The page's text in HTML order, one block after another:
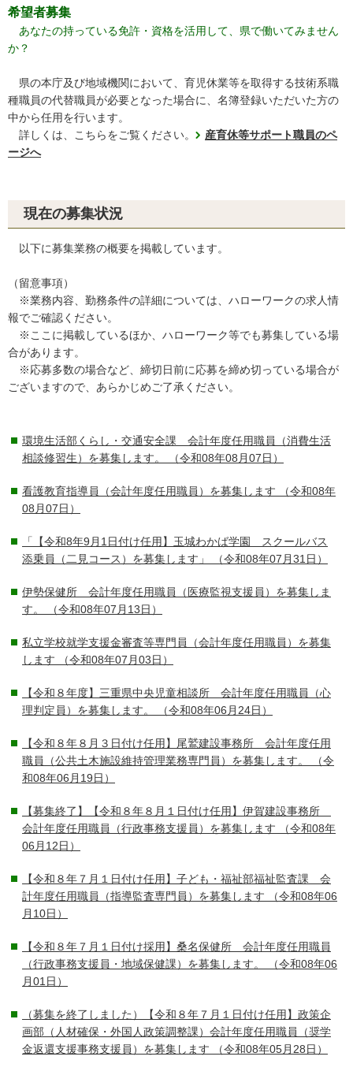
希望者募集
あなたの持っている免許・資格を活用して、県で働いてみません
か？
県の本庁及び地域機関において、育児休業等を取得する技術系職
種職員の代替職員が必要となった場合に、名簿登録いただいた方の
中から任用を行います。
詳しくは、こちらをご覧ください。
産育休等サポート職員のペ
ージへ
現在の募集状況
以下に募集業務の概要を掲載しています。
（留意事項）
※業務内容、勤務条件の詳細については、ハローワークの求人情
報でご確認ください。
※ここに掲載しているほか、ハローワーク等でも募集している場
合があります。
※応募多数の場合など、締切日前に応募を締め切っている場合が
ございますので、あらかじめご了承ください。
環境生活部くらし・交通安全課 会計年度任用職員（消費生活
相談修習生）を募集します。
（令和08年08月07日）
看護教育指導員（会計年度任用職員）を募集します （令和08年
08月07日）
「【令和8年9月1日付け任用】玉城わかば学園 スクールバス
添乗員（二見コース）を募集します」
（令和08年07月31日）
伊勢保健所 会計年度任用職員（医療監視支援員）を募集しま
す。
（令和08年07月13日）
私立学校就学支援金審査等専門員（会計年度任用職員）を募集
します （令和08年07月03日）
【令和８年度】三重県中央児童相談所 会計年度任用職員（心
理判定員）を募集します。
（令和08年06月24日）
【令和８年８月３日付け任用】尾鷲建設事務所 会計年度任用
職員（公共土木施設維持管理業務専門員）を募集します。
（令
和08年06月19日）
【募集終了】【令和８年８月１日付け任用】伊賀建設事務所
会計年度任用職員（行政事務支援員）を募集します （令和08年
06月12日）
【令和８年７月１日付け任用】子ども・福祉部福祉監査課 会
計年度任用職員（指導監査専門員）を募集します （令和08年06
月10日）
【令和８年７月１日付け採用】桑名保健所 会計年度任用職員
（行政事務支援員・地域保健課）を募集します。
（令和08年06
月01日）
（募集を終了しました）【令和８年７月１日付け任用】政策企
画部（人材確保・外国人政策調整課）会計年度任用職員（奨学
金返還支援事務支援員）を募集します （令和08年05月28日）